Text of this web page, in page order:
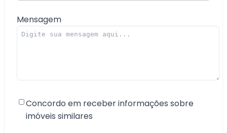
Mensagem
Concordo em receber informações sobre
imóveis similares